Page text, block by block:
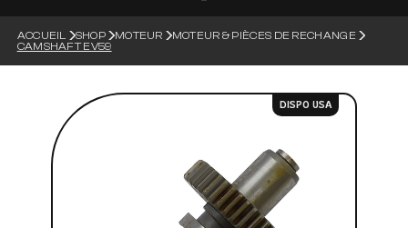
ACCUEIL SHOP MOTEUR
MOTEUR & PIÈCES DE RECHANGE
CAMSHAFT EV59
DISPO USA